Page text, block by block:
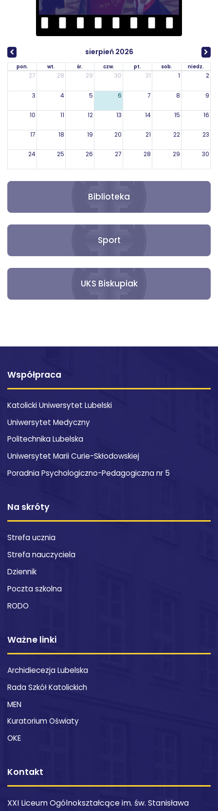
sierpień 2026
pon. wt. śr. czw. pt. sob. niedz.
27 28 29 30 31 1 2
3 4 5 6 7 8 9
10 11 12 13 14 15 16
17 18 19 20 21 22 23
24 25 26 27 28 29 30
Biblioteka
Sport
UKS Biskupiak
Współpraca
Katolicki Uniwersytet Lubelski
Uniwersytet Medyczny
Politechnika Lubelska
Uniwersytet Marii Curie-Skłodowskiej
Poradnia Psychologiczno-Pedagogiczna nr 5
Na skróty
Strefa ucznia
Strefa nauczyciela
Dziennik
Poczta szkolna
RODO
Ważne linki
Archidiecezja Lubelska
Rada Szkół Katolickich
MEN
Kuratorium Oświaty
OKE
Kontakt
XXI Liceum Ogólnokształcące im. św. Stanisława